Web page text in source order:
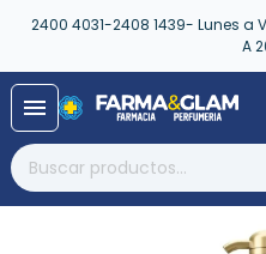
2400 4031-2408 1439- Lunes a
A
menu